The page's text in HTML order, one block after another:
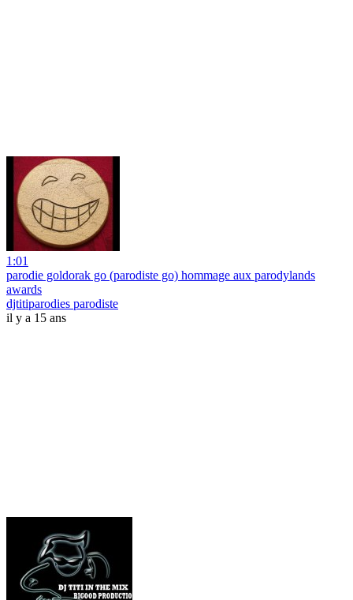
1:01
parodie goldorak go (parodiste go) hommage aux parodylands
awards
djtitiparodies parodiste
il y a 15 ans